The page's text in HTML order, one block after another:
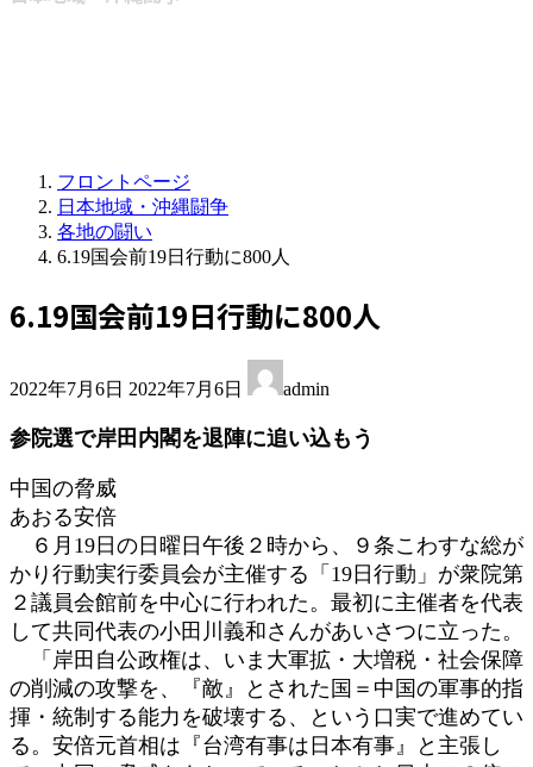
フロントページ
日本地域・沖縄闘争
各地の闘い
6.19国会前19日行動に800人
6.19国会前19日行動に800人
2022年7月6日 終
新
2022年7月6日 admin
参院選で岸田内閣を退陣に追い込もう
中国の脅威
あおる安倍
６月19日の日曜日午後２時から、９条こわすな総が
かり行動実行委員会が主催する「19日行動」が衆院第
２議員会館前を中心に行われた。最初に主催者を代表
して共同代表の小田川義和さんがあいさつに立った。
「岸田自公政権は、いま大軍拡・大増税・社会保障
の削減の攻撃を、『敵』とされた国＝中国の軍事的指
揮・統制する能力を破壊する、という口実で進めてい
る。安倍元首相は『台湾有事は日本有事』と主張し